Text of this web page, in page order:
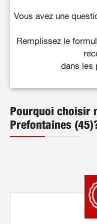
Vous avez une
Remplissez le
dans les
Pourquoi choisir
Prefontaines